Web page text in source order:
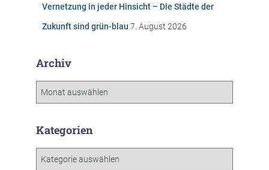
Vernetzung in jeder Hinsicht – Die Städte der
Zukunft sind grün-blau 7. August 2026
Archiv
h
Kategorien